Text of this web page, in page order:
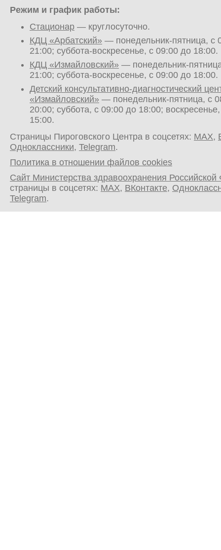
Режим и график работы:
Стационар — круглосуточно.
КДЦ «Арбатский» — понедельник-пятница, с
21:00; суббота-воскресенье, с 09:00 до 18:00.
КДЦ «Измайловский» — понедельник-
21:00; суббота-воскресенье, с 09:00 до 18:00.
Детский консультативно-диагностический
«Измайловский» — понедельник-пятница, с
20:00; суббота, с 09:00 до 18:00;
15:00.
Страницы Пироговского Центра в соцсетях: MAX,
Одноклассники, Telegram.
Политика в отношении файлов cookies
Сайт Министерства здравоохранения
страницы в соцсетях: MAX, ВКонтакте,
Telegram.